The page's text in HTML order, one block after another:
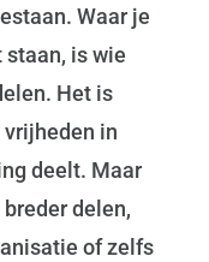
Waar je
is wie
Het is
in
deelt. Maar
delen,
of zelfs